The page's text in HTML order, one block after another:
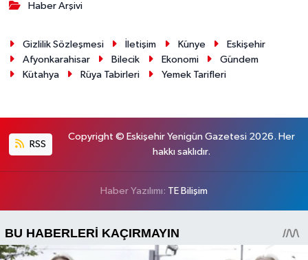
Haber Arşivi
Gizlilik Sözleşmesi İletişim Künye
Eskişehir
Afyonkarahisar
Bilecik Ekonomi
Gündem
Kütahya
Rüya Tabirleri Yemek Tarifleri
RSS
Copyright © Eskişehir Yenigün Gazetesi 2026. Her
hakkı saklıdır.
Haber Yazılımı: TE Bilişim